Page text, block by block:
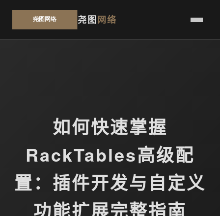
尧图网络
如何快速掌握
RackTables高级配
置：插件开发与自定义
功能扩展完整指南